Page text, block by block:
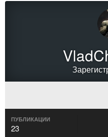
ПУБЛИКАЦИИ
23